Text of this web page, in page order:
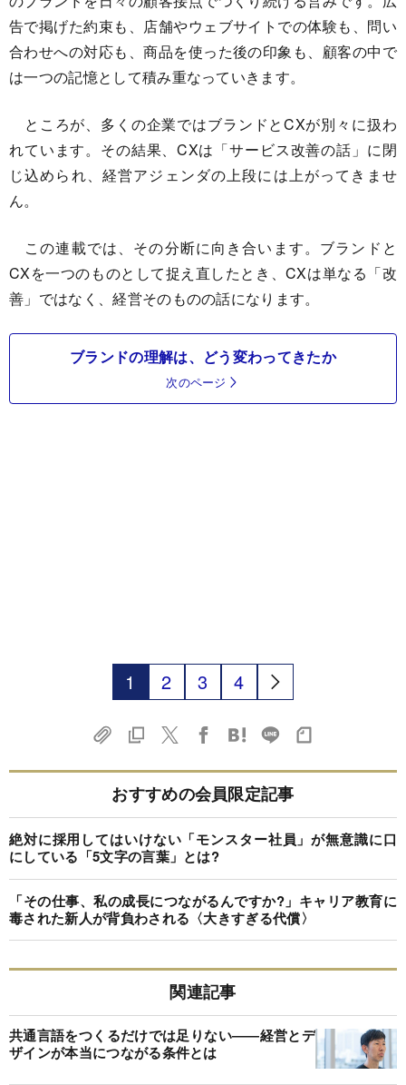
告で掲げた約束も、店舗やウェブサイトでの体験も、問い
合わせへの対応も、商品を使った後の印象も、顧客の中で
は一つの記憶として積み重なっていきます。
ところが、多くの企業ではブランドとCXが別々に扱わ
れています。その結果、CXは「サービス改善の話」に閉
じ込められ、経営アジェンダの上段には上がってきませ
ん。
この連載では、その分断に向き合います。ブランドと
CXを一つのものとして捉え直したとき、CXは単なる「改
善」ではなく、経営そのものの話になります。
ブランドの理解は、どう変わってきたか
次のページ
1 2 3 4
おすすめの会員限定記事
絶対に採用してはいけない「モンスター社員」が無意識に口
にしている「5文字の言葉」とは?
「その仕事、私の成長につながるんですか?」キャリア教育に
毒された新人が背負わされる〈大きすぎる代償〉
関連記事
共通言語をつくるだけでは足りない――経営とデ
ザインが本当につながる条件とは